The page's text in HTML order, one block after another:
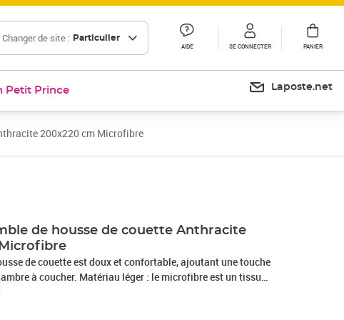
Changer de site : Particulier
AIDE SE CONNECTER PANIER
Petit Prince Laposte.net
200x220 cm Microfibre
de housse de couette Anthracite
de couette est doux et confortable, ajoutant une touche
à coucher. Matériau léger : le microfibre est un tissu
de fibres ultra-fines, particulièrement résistantes aux taches.